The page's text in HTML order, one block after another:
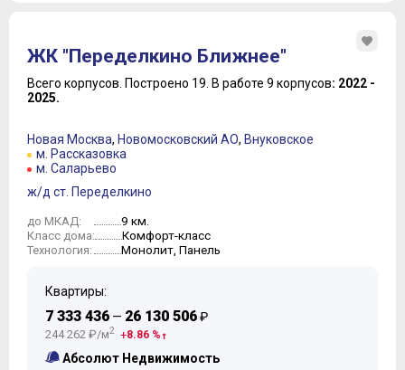
ЖК "Переделкино Ближнее"
Всего корпусов. Построено 19. В работе 9 корпусов: 2022 -
2025.
Новая Москва, Новомосковский АО, Внуковское
м. Рассказовка
м. Саларьево
ж/д ст. Переделкино
до МКАД: 9 км.
Класс дома: Комфорт-класс
Технология: Монолит, Панель
Квартиры:
7 333 436 — 26 130 506₽
244 262 ₽/м2 8.86 %
Абсолют Недвижимость